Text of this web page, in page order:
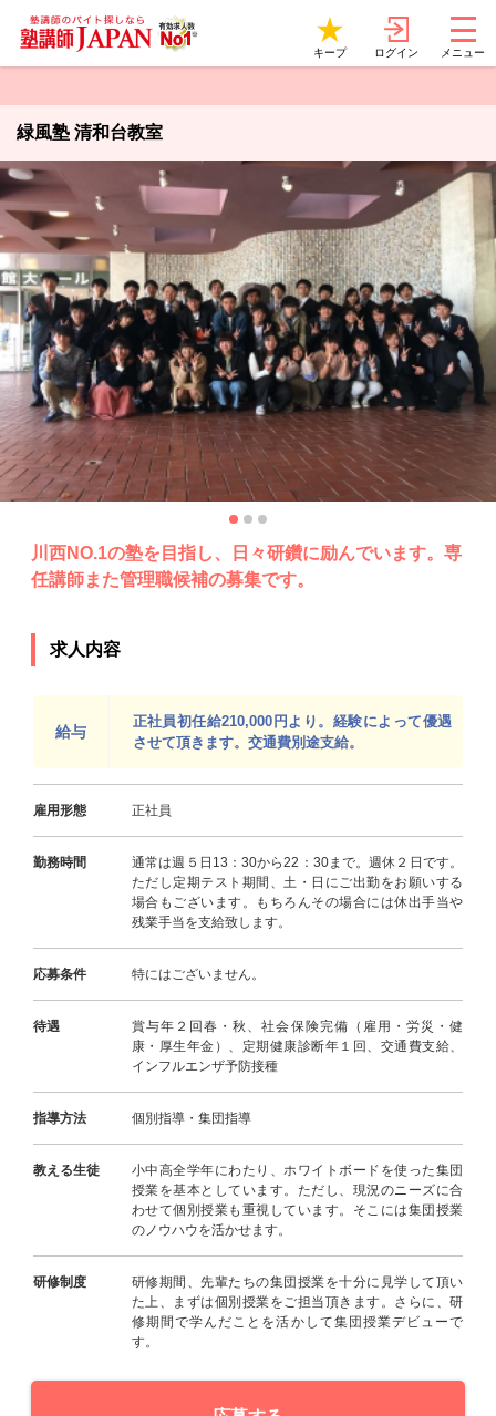
キープ ログイン メニュー
緑風塾 清和台教室
川西NO.1の塾を目指し、日々研鑽に励んでいます。専
任講師また管理職候補の募集です。
求人内容
給与
正社員初任給210,000円より。経験によって優遇
させて頂きます。交通費別途支給。
雇用形態 正社員
勤務時間
通常は週５日13：30から22：30まで。週休２日です。
ただし定期テスト期間、土・日にご出勤をお願いする
場合もございます。もちろんその場合には休出手当や
残業手当を支給致します。
応募条件 特にはございません。
待遇
賞与年２回春・秋、社会保険完備（雇用・労災・健
康・厚生年金）、定期健康診断年１回、交通費支給、
インフルエンザ予防接種
指導方法 個別指導・集団指導
教える生徒
小中高全学年にわたり、ホワイトボードを使った集団
授業を基本としています。ただし、現況のニーズに合
わせて個別授業も重視しています。そこには集団授業
のノウハウを活かせます。
研修制度
研修期間、先輩たちの集団授業を十分に見学して頂い
た上、まずは個別授業をご担当頂きます。さらに、研
修期間で学んだことを活かして集団授業デビューで
す。